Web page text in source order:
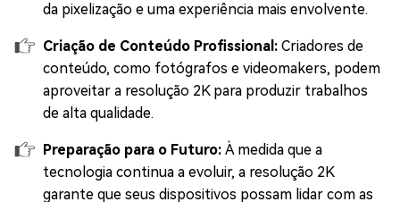
da pixelização e uma experiência mais envolvente.
Criação de Conteúdo Profissional: Criadores de
conteúdo, como fotógrafos e videomakers, podem
aproveitar a resolução 2K para produzir trabalhos
de alta qualidade.
Preparação para o Futuro: À medida que a
tecnologia continua a evoluir, a resolução 2K
garante que seus dispositivos possam lidar com as